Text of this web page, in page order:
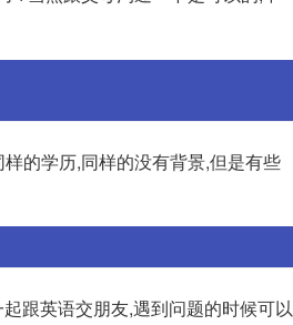
的学历,同样的没有背景,但是有些
跟英语交朋友,遇到问题的时候可以